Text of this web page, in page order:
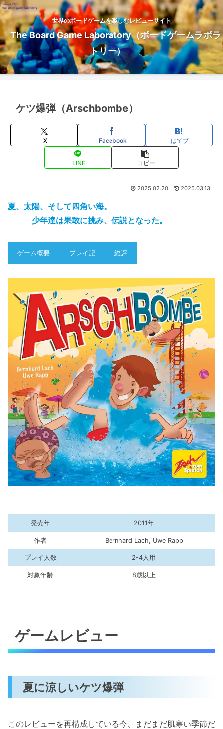
世界のボードゲームを楽しむレビューサイト
The Board Game Laboratory（ボードゲームラボラ
トリー）
ケツ爆弾（Arschbombe）
X Facebook はてブ
LINE コピー
2025.02.20 2025.03.13
夏、太陽、そして四角い海。
少年達は果敢に挑み、伝説となった。
ゲーム概要 プレイ記 総評
発売年 2011年
作者 Bernhard Lach, Uwe Rapp
プレイ人数 2-4人用
対象年齢 8歳以上
ゲームレビュー
夏に涼しいケツ爆弾
このレビューを再構成している今、まだまだ肌寒い季節だ